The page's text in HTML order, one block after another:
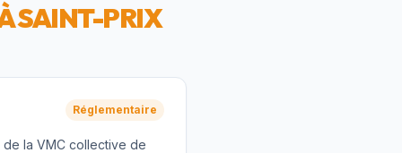
SAINT-PRIX
Réglementaire
de la VMC collective de